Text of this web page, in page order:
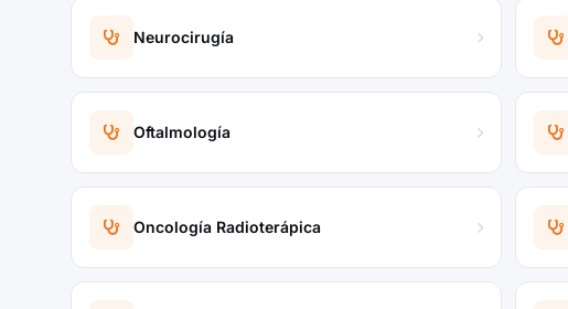
Neurocirugía
Oftalmología
Oncología Radioterápica